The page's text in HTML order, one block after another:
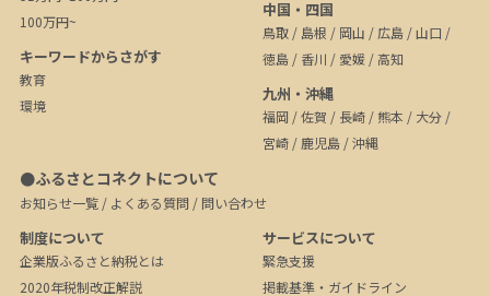
100万円~
キーワードからさがす
教育
環境
中国・四国
鳥取 / 島根 / 岡山 / 広島 /山口 /
徳島 / 香川 / 愛媛 /高知
九州・沖縄
福岡 /佐賀 / 長崎 /熊本 / 大分 /
宮崎 / 鹿児島 /沖縄
●ふるさとコネクトについて
お知らせ一覧/ よくある質問 / 問い合わせ
制度について
企業版ふるさと納税とは
2020年税制改正解説
サービスについて
緊急支援
掲載基準・ガイドライン